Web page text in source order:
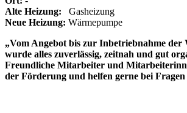
Alte Heizung: Gasheizung
Neue Heizung: Wärmepumpe
„Vom Angebot bis zur Inbetriebnahme der
wurde alles zuverlässig, zeitnah und gut
Freundliche Mitarbeiter und
der Förderung und helfen gerne bei Fragen